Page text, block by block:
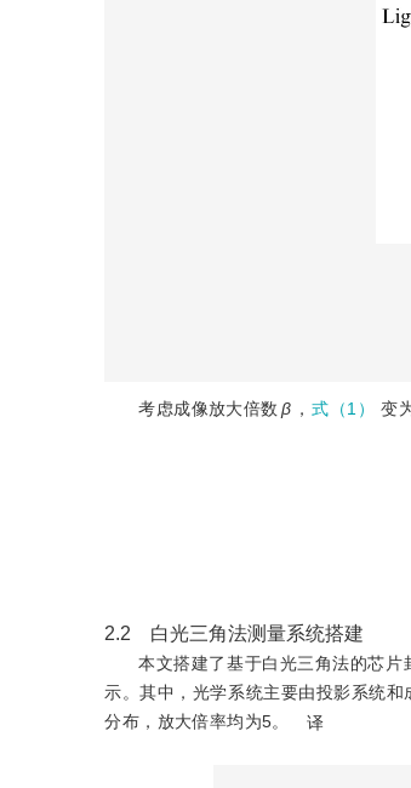
考虑成像放大倍数 β ， 式（1） 变
2.2 白光三角法测量系统搭建
本文搭建了基于白光三角法的芯
示。其中，光学系统主要由投影系统
分布，放大倍率均为5。
译